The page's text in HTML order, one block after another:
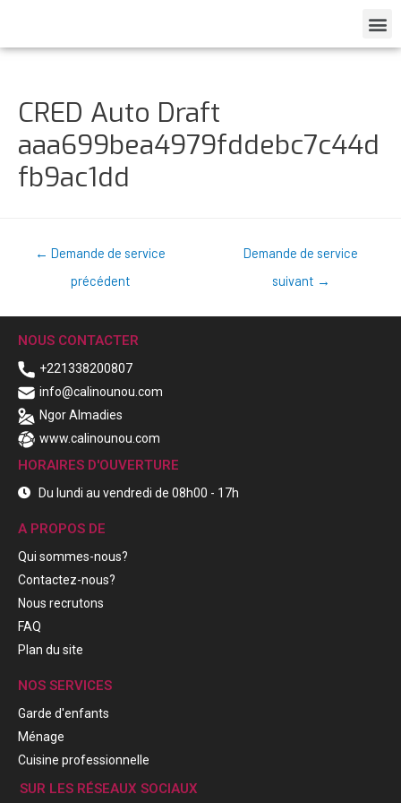
CRED Auto Draft
aaa699bea4979fddebc7c44d
fb9ac1dd
← Demande de service
précédent
Demande de service
suivant →
NOUS CONTACTER
+221338200807
info@calinounou.com
Ngor Almadies
www.calinounou.com
HORAIRES D'OUVERTURE
Du lundi au vendredi de 08h00 - 17h
A PROPOS DE
Qui sommes-nous?
Contactez-nous?
Nous recrutons
FAQ
Plan du site
NOS SERVICES
Garde d'enfants
Ménage
Cuisine professionnelle
SUR LES RÉSEAUX SOCIAUX